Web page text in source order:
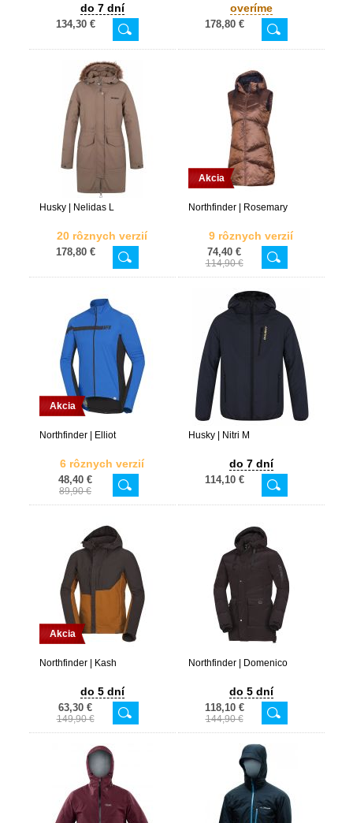
do 7 dní
134,30 €
overíme
178,80 €
Husky | Nelidas L
20 rôznych verzií
178,80 €
Akcia
Northfinder | Rosemary
9 rôznych verzií
74,40 €
114,90 €
Akcia
Northfinder | Elliot
6 rôznych verzií
48,40 €
89,90 €
Husky | Nitri M
do 7 dní
114,10 €
Akcia
Northfinder | Kash
do 5 dní
63,30 €
149,90 €
Northfinder | Domenico
do 5 dní
118,10 €
144,90 €